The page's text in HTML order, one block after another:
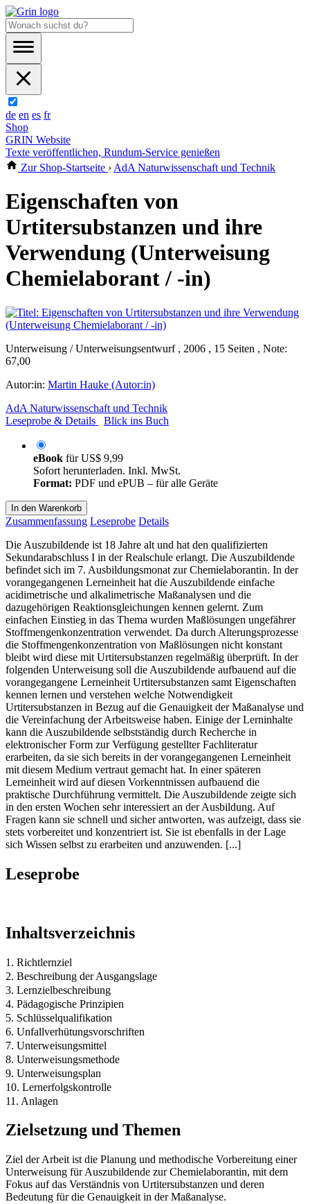
de en es fr
Shop
GRIN Website
Texte veröffentlichen, Rundum-Service genießen
Zur Shop-Startseite › AdA Naturwissenschaft und Technik
Eigenschaften von
Urtitersubstanzen und ihre
Verwendung (Unterweisung
Chemielaborant / -in)
Unterweisung / Unterweisungsentwurf , 2006 , 15 Seiten , Note:
67,00
Autor:in: Martin Hauke (Autor:in)
AdA Naturwissenschaft und Technik
Leseprobe & Details
Blick ins Buch
eBook fürUS$ 9,99
Sofort herunterladen. Inkl. MwSt.
Format: PDF und ePUB – für alle Geräte
In den Warenkorb
Zusammenfassung Leseprobe Details
Die Auszubildende ist 18 Jahre alt und hat den qualifizierten
Sekundarabschluss I in der Realschule erlangt. Die Auszubildende
befindet sich im 7. Ausbildungsmonat zur Chemielaborantin. In der
vorangegangenen Lerneinheit hat die Auszubildende einfache
acidimetrische und alkalimetrische Maßanalysen und die
dazugehörigen Reaktionsgleichungen kennen gelernt. Zum
einfachen Einstieg in das Thema wurden Maßlösungen ungefährer
Stoffmengenkonzentration verwendet. Da durch Alterungsprozesse
die Stoffmengenkonzentration von Maßlösungen nicht konstant
bleibt wird diese mit Urtitersubstanzen regelmäßig überprüft. In der
folgenden Unterweisung soll die Auszubildende aufbauend auf die
vorangegangene Lerneinheit Urtitersubstanzen samt Eigenschaften
kennen lernen und verstehen welche Notwendigkeit
Urtitersubstanzen in Bezug auf die Genauigkeit der Maßanalyse und
die Vereinfachung der Arbeitsweise haben. Einige der Lerninhalte
kann die Auszubildende selbstständig durch Recherche in
elektronischer Form zur Verfügung gestellter Fachliteratur
erarbeiten, da sie sich bereits in der vorangegangenen Lerneinheit
mit diesem Medium vertraut gemacht hat. In einer späteren
Lerneinheit wird auf diesen Vorkenntnissen aufbauend die
praktische Durchführung vermittelt. Die Auszubildende zeigte sich
in den ersten Wochen sehr interessiert an der Ausbildung. Auf
Fragen kann sie schnell und sicher antworten, was aufzeigt, dass sie
stets vorbereitet und konzentriert ist. Sie ist ebenfalls in der Lage
sich Wissen selbst zu erarbeiten und anzuwenden. [...]
Leseprobe
Inhaltsverzeichnis
1. Richtlernziel
2. Beschreibung der Ausgangslage
3. Lernzielbeschreibung
4. Pädagogische Prinzipien
5. Schlüsselqualifikation
6. Unfallverhütungsvorschriften
7. Unterweisungsmittel
8. Unterweisungsmethode
9. Unterweisungsplan
10. Lernerfolgskontrolle
11. Anlagen
Zielsetzung und Themen
Ziel der Arbeit ist die Planung und methodische Vorbereitung einer
Unterweisung für Auszubildende zur Chemielaborantin, mit dem
Fokus auf das Verständnis von Urtitersubstanzen und deren
Bedeutung für die Genauigkeit in der Maßanalyse.